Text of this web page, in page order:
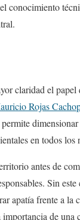
conocimiento
claridad el papel
Rojas
en todos los
antes de
Sin
apatía frente a la
de